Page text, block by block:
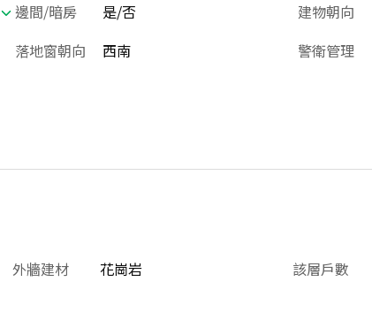
邊間/暗房 是/否
建物朝向
落地窗朝向 西南
警衛管理
外牆建材 花崗岩
該層戶數